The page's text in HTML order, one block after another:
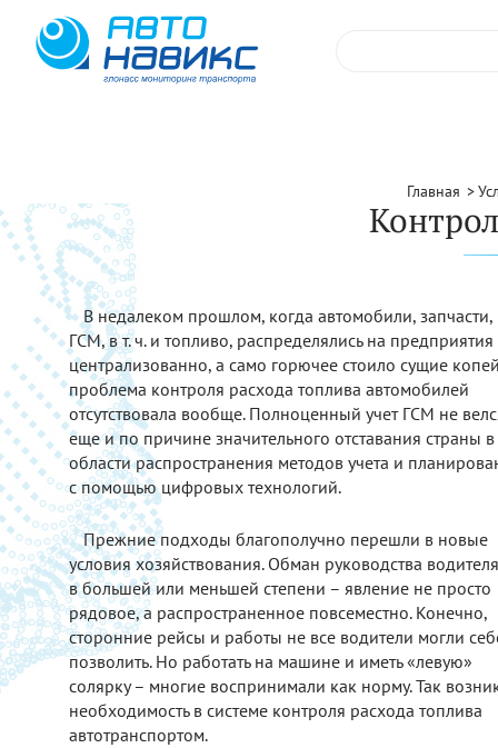
Главная
В недалеком прошлом, когда автомобили, запчасти,
ГСМ, в т. ч. и топливо, распределялись на предприятия
централизованно, а само горючее стоило сущие
проблема контроля расхода топлива автомобилей
отсутствовала вообще. Полноценный учет ГСМ не
еще и по причине значительного отставания страны в
области распространения методов учета и
с помощью цифровых технологий.
Прежние подходы благополучно перешли в новые
условия хозяйствования. Обман руководства
в большей или меньшей степени – явление не просто
рядовое, а распространенное повсеместно. Конечно,
сторонние рейсы и работы не все водители могли
позволить. Но работать на машине и иметь «левую»
солярку – многие воспринимали как норму. Так
необходимость в системе контроля расхода топлива
автотранспортом.